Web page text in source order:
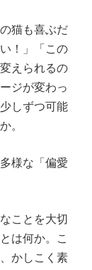
猫も喜ぶだ
！」「この
えられるの
ジが変わっ
しずつ可能
。
様な「偏愛
ことを大切
は何か。こ
かしこく素